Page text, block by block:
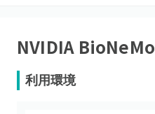
NVIDIA BioNeMo
利用環境